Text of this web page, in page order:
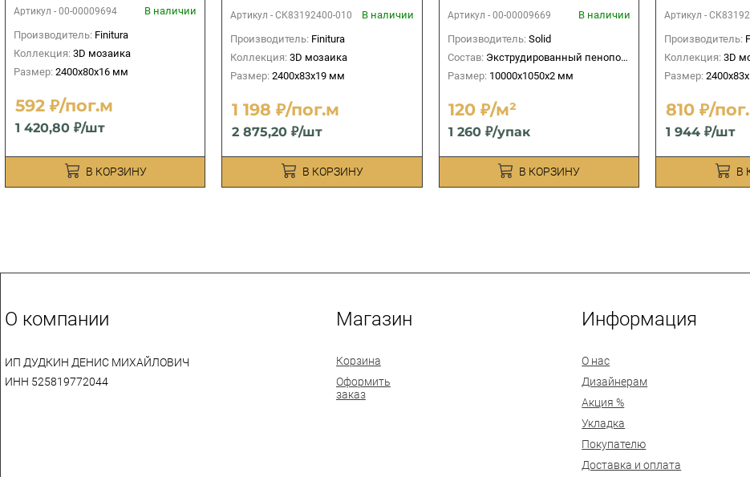
Артикул - 00-00009694
В наличии
Производитель: Finitura
Коллекция: 3D мозаика
Размер: 2400х80х16 мм
592 ₽/пог.м
1 420,80 ₽/шт
В КОРЗИНУ
Артикул -СК83192400-010
В наличии
Производитель: Finitura
Коллекция: 3D мозаика
Размер: 2400х83х19 мм
1 198 ₽/пог.м
2 875,20 ₽/шт
В КОРЗИНУ
Артикул - 00-00009669
В наличии
Производитель: Solid
Состав: Экструдированный пенополистирол
Размер: 10000х1050х2 мм
120 ₽/м²
1 260 ₽/упак
В КОРЗИНУ
Артикул -
Производитель:
Коллекция: 3D
Размер:
810 ₽/
1 944 ₽/шт
В
О компании
ИП ДУДКИН ДЕНИС МИХАЙЛОВИЧ
ИНН 525819772044
Магазин
Корзина
Оформить
заказ
Информация
О нас
Дизайнерам
Акция %
Укладка
Покупателю
Доставка и оплата